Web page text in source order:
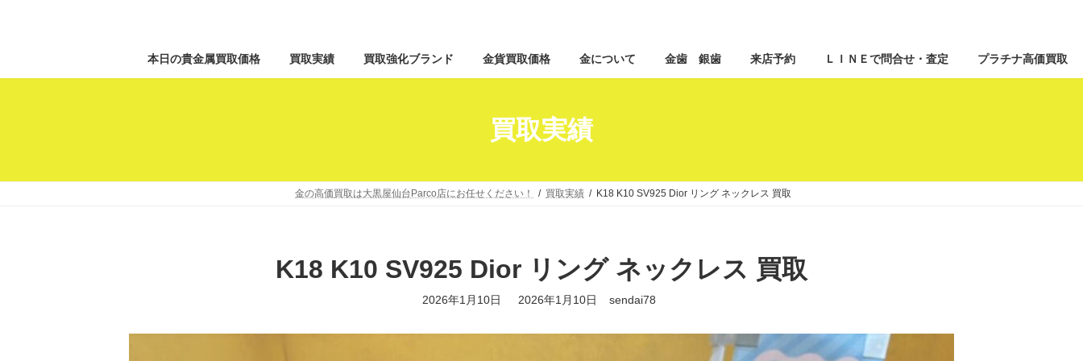
ン
テ
ツ
へ
ッ
プ
ビ
ゲ
シ
ョ
移
動
本日の貴金属買取価格 買取実績 買取強化ブランド 金貨買取価格 金について 金歯 銀歯 来店予約 ＬＩＮＥで問合せ・査定 プラチナ高価買取
買取実績
金の高価買取は大黒屋仙台Parco店にお任せください！ 買取実績 K18 K10 SV925 Dior リング ネックレス 買取
K18 K10 SV925 Dior リング ネックレス 買取
2026年1月10日
最
2026年1月10日 sendai78